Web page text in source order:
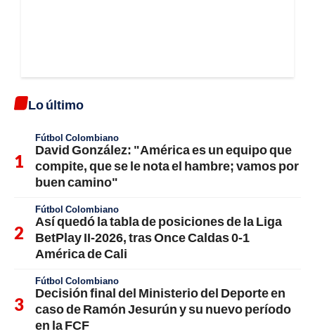
Lo último
Fútbol Colombiano
David González: "América es un equipo que
compite, que se le nota el hambre; vamos por
buen camino"
Fútbol Colombiano
Así quedó la tabla de posiciones de la Liga
BetPlay II-2026, tras Once Caldas 0-1
América de Cali
Fútbol Colombiano
Decisión final del Ministerio del Deporte en
caso de Ramón Jesurún y su nuevo período
en la FCF